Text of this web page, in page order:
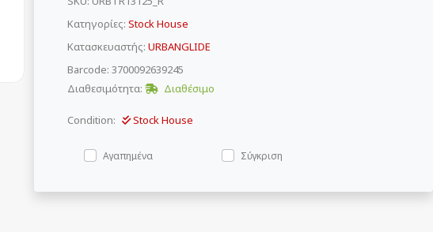
Κατηγορίες: Stock House
Κατασκευαστής: URBANGLIDE
Barcode: 3700092639245
Διαθεσιμότητα:
Διαθέσιμο
Condition: Stock House
Αγαπημένα Σύγκριση